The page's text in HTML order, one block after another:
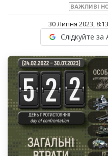
ВАЖЛИВІ
30 Липня 2023, 8:13
Слідкуйте